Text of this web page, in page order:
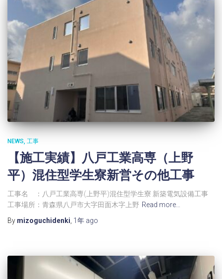
NEWS 工事
【施工実績】八戸工業高専（上野
平）混住型学生寮新営その他工事
工事名 ：八戸工業高専(上野平)混住型学生寮 新築電気設備工事
工事場所：青森県八戸市大字田面木字上野 Read more…
By mizoguchidenki, 1年 ago